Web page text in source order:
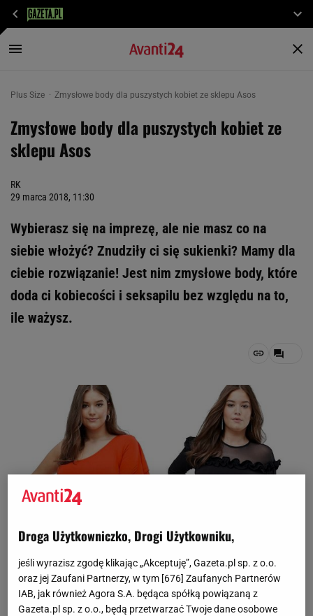
Plus Size Zmysłowe body dla puszystych kobiet ze sklepu Asos
Zmysłowe body dla puszystych kobiet ze
sklepu Asos
RK
29 marca 2018, 11:30
Wybierasz się na imprezę, ale nie masz co na
siebie włożyć? Znudziły ci się sukienki? Mamy dla
ciebie rozwiązanie! Jest nim zmysłowe body, które
doda ci kobiecości i seksapilu bez względu na to,
ile ważysz.
Materiały prasowe
Droga Użytkowniczko, Drogi Użytkowniku,
jeśli wyrazisz zgodę klikając „Akceptuję”, Gazeta.pl sp. z o.o.
oraz jej Zaufani Partnerzy, w tym [ 676 ] Zaufanych Partnerów
IAB, jak również Agora S.A. będąca spółką powiązaną z
Gazeta.pl sp. z o.o., będą przetwarzać Twoje dane osobowe